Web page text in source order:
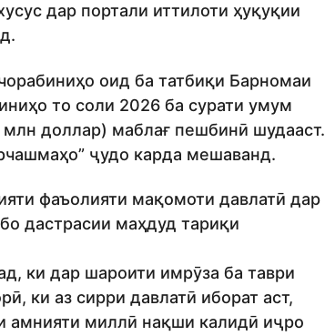
дар портали иттилоти ҳуқуқии
оид ба татбиқи Барномаи
то соли 2026 ба сурати умум
доллар) маблағ пешбинӣ шудааст.
ҷудо карда мешаванд.
фаъолияти мақомоти давлатӣ дар
дастрасии маҳдуд тариқи
ки дар шароити имрӯза ба таври
ки аз сирри давлатӣ иборат аст,
амнияти миллӣ нақши калидӣ иҷро